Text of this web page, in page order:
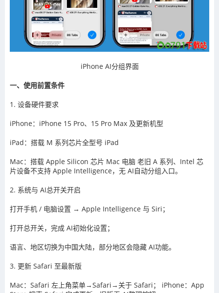
iPhone AI分组界面
一、使用前置条件
1. 设备硬件要求
iPhone：iPhone 15 Pro、15 Pro Max 及更新机型
iPad：搭载 M 系列芯片全型号 iPad
Mac：搭载 Apple Silicon 芯片 Mac 电脑 老旧 A 系列、Intel 芯
片设备不支持 Apple Intelligence，无 AI自动分组入口。
2. 系统与 AI总开关开启
打开手机 / 电脑设置 → Apple Intelligence 与 Siri；
打开总开关，完成 AI初始化设置；
语言、地区切换为中国大陆，部分地区会隐藏 AI功能。
3. 更新 Safari 至最新版
Mac：Safari 左上角菜单→Safari→关于 Safari； iPhone：App